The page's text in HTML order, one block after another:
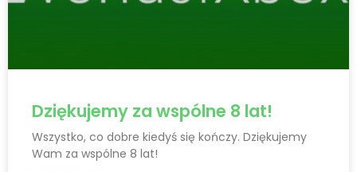
Dziękujemy za wspólne 8 lat!
Wszystko, co dobre kiedyś się kończy. Dziękujemy
Wam za wspólne 8 lat!